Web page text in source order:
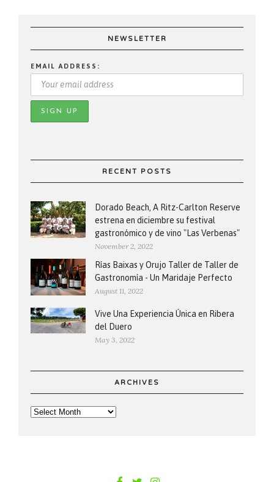
NEWSLETTER
EMAIL ADDRESS:
RECENT POSTS
Dorado Beach, A Ritz-Carlton Reserve
estrena en diciembre su festival
gastronómico y de vino "Las Verbenas"
November 2, 2022
Rías Baixas y Orujo Taller de Taller de
Gastronomía - Un Maridaje Perfecto
August 11, 2022
Vive Una Experiencia Única en Ribera
del Duero
May 3, 2022
ARCHIVES